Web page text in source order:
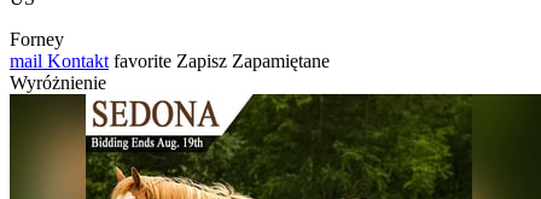
Forney
mail Kontakt favorite Zapisz Zapamiętane
Wyróżnienie